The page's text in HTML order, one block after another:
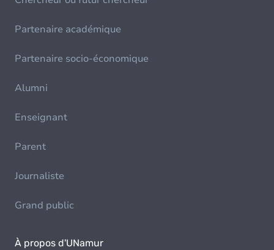
Partenaire académique
Partenaire socio-économique
Alumni
Enseignant
Parent
Journaliste
Grand public
À propos d'UNamur